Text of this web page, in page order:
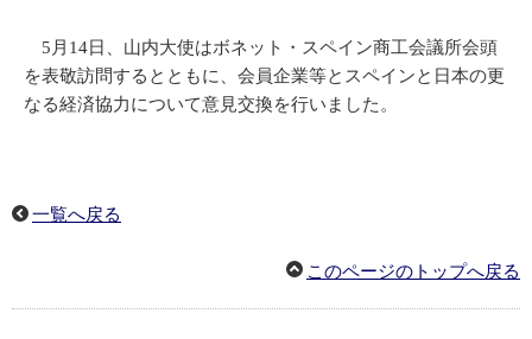
5月14日、山内大使はボネット・スペイン商工会議所会頭
を表敬訪問するとともに、会員企業等とスペインと日本の更
なる経済協力について意見交換を行いました。
一覧へ戻る
このページのトップへ戻る